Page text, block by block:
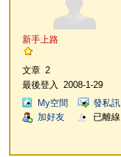
新手上路
文章 2
最後登入
2008-1-29
My空間
發私訊
加好友
已離線